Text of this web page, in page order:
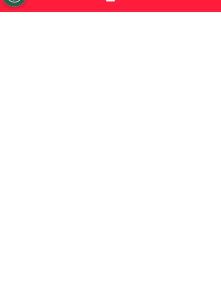
©Captura Fox Sports retocada con Gemini IA.
paraguayo sufrió una desafortunada lesión en su debut